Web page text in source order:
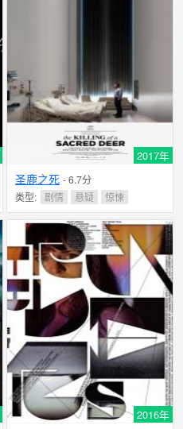
2017年
圣鹿之死 - 6.7分
类型: 剧情 悬疑 惊悚
2016年